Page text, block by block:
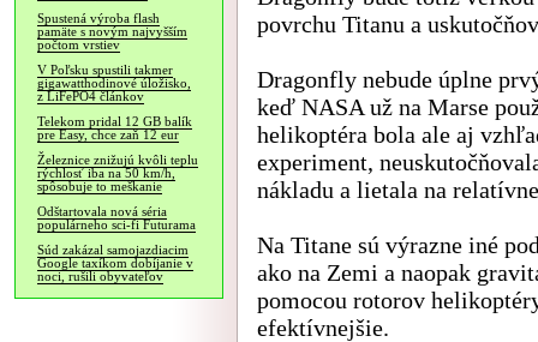
Spustená výroba flash
pamäte s novým najvyšším
počtom vrstiev
V Poľsku spustili takmer
gigawatthodinové úložisko,
z LiFePO4 článkov
Telekom pridal 12 GB balík
pre Easy, chce zaň 12 eur
Železnice znižujú kvôli teplu
rýchlosť iba na 50 km/h,
spôsobuje to meškanie
Odštartovala nová séria
populárneho sci-fi Futurama
Súd zakázal samojazdiacim
Google taxíkom dobíjanie v
noci, rušili obyvateľov
povrchu Titanu a
Dragonfly nebude úplne
keď NASA už na Marse
helikoptéra bola ale aj
experiment,
nákladu a lietala na
Na Titane sú výrazne iné
ako na Zemi a naopak
pomocou rotorov
efektívnejšie.